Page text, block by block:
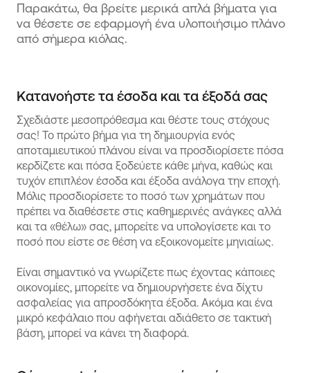
Παρακάτω, θα βρείτε μερικά απλά βήματα για
να θέσετε σε εφαρμογή ένα υλοποιήσιμο πλάνο
από σήμερα κιόλας.
Κατανοήστε τα έσοδα και τα έξοδά σας
Σχεδιάστε μεσοπρόθεσμα και θέστε τους στόχους
σας! Το πρώτο βήμα για τη δημιουργία ενός
αποταμιευτικού πλάνου είναι να προσδιορίσετε πόσα
κερδίζετε και πόσα ξοδεύετε κάθε μήνα, καθώς και
τυχόν επιπλέον έσοδα και έξοδα ανάλογα την εποχή.
Μόλις προσδιορίσετε το ποσό των χρημάτων που
πρέπει να διαθέσετε στις καθημερινές ανάγκες αλλά
και τα «θέλω» σας, μπορείτε να υπολογίσετε και το
ποσό που είστε σε θέση να εξοικονομείτε μηνιαίως.
Είναι σημαντικό να γνωρίζετε πως έχοντας κάποιες
οικονομίες, μπορείτε να δημιουργήσετε ένα δίχτυ
ασφαλείας για απροσδόκητα έξοδα. Ακόμα και ένα
μικρό κεφάλαιο που αφήνεται αδιάθετο σε τακτική
βάση, μπορεί να κάνει τη διαφορά.